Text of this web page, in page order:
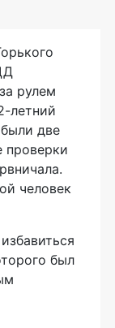
рулем
летний
две
проверки
человек
был